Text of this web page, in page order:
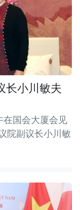
长小川敏夫
在国会大厦会见
院副议长小川敏